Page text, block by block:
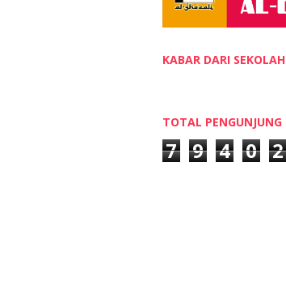
►2015(28)
KABAR DARI SEKOLAH
TOTAL PENGUNJUNG
7 9 4 0 2